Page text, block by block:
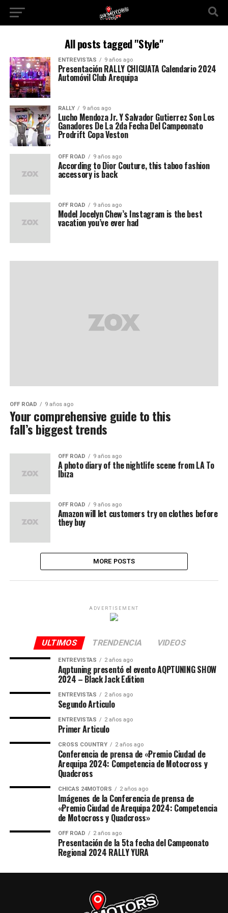
All posts tagged "Style"
ENTREVISTAS 9 años ago
Presentación RALLY CHIGUATA Calendario 2024
Automóvil Club Arequipa
RALLY 9 años ago
Lucho Mendoza Jr. Y Salvador Gutierrez Son Los
Ganadores De La 2da Fecha Del Campeonato
Prodrift Copa Veston
OFF ROAD 9 años ago
According to Dior Couture, this taboo fashion
accessory is back
OFF ROAD 9 años ago
Model Jocelyn Chew’s Instagram is the best
vacation you’ve ever had
OFF ROAD 9 años ago
Your comprehensive guide to this
fall’s biggest trends
OFF ROAD 9 años ago
A photo diary of the nightlife scene from LA To
Ibiza
OFF ROAD 9 años ago
Amazon will let customers try on clothes before
they buy
MORE POSTS
ADVERTISEMENT
ULTIMOS TRENDENCIA VIDEOS
ENTREVISTAS 2 años ago
Aqptuning presentó el evento AQPTUNING SHOW
2024 – Black Jack Edition
ENTREVISTAS 2 años ago
Segundo Articulo
ENTREVISTAS 2 años ago
Primer Articulo
CROSS COUNTRY 2 años ago
Conferencia de prensa de «Premio Ciudad de
Arequipa 2024: Competencia de Motocross y
Quadcross
CHICAS 24MOTORS 2 años ago
Imágenes de la Conferencia de prensa de
«Premio Ciudad de Arequipa 2024: Competencia
de Motocross y Quadcross»
OFF ROAD 2 años ago
Presentación de la 5ta fecha del Campeonato
Regional 2024 RALLY YURA